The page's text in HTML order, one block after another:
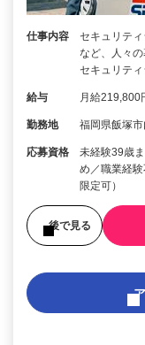
仕事内容
セキュリテ
など、人々
セキュリテ
給与 月給219,800
勤務地 福岡県飯塚
応募資格
未経験39歳
め／職業経
限定可）
後で見る